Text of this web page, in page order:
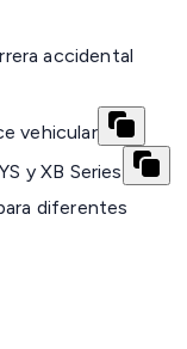
accidental
vehicular
y XB Series
diferentes